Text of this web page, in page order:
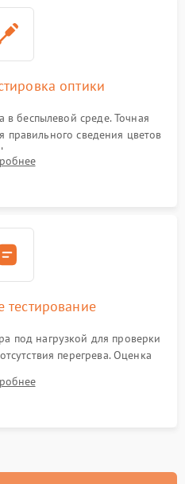
оптики
в беспылевой среде. Точная
сведения цветов
подключение всех
и закрытие корпуса
тестирование
под нагрузкой для проверки
перегрева. Оценка
на тестовых
всех видеовходов и кнопок